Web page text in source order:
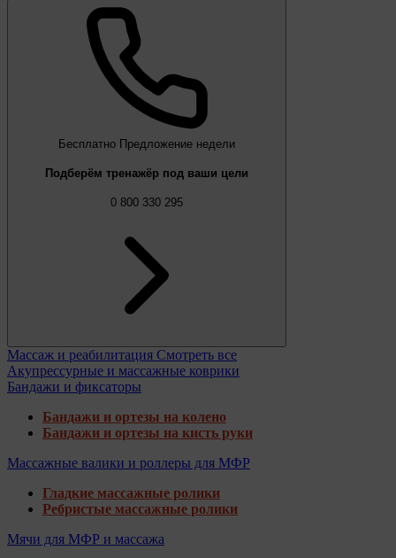
Бесплатно Предложение недели
Подберём тренажёр под ваши цели
0 800 330 295
Массаж и реабилитация Смотреть все
Акупрессурные и массажные коврики
Бандажи и фиксаторы
Бандажи и ортезы на колено
Бандажи и ортезы на кисть руки
Массажные валики и роллеры для МФР
Гладкие массажные ролики
Ребристые массажные ролики
Мячи для МФР и массажа